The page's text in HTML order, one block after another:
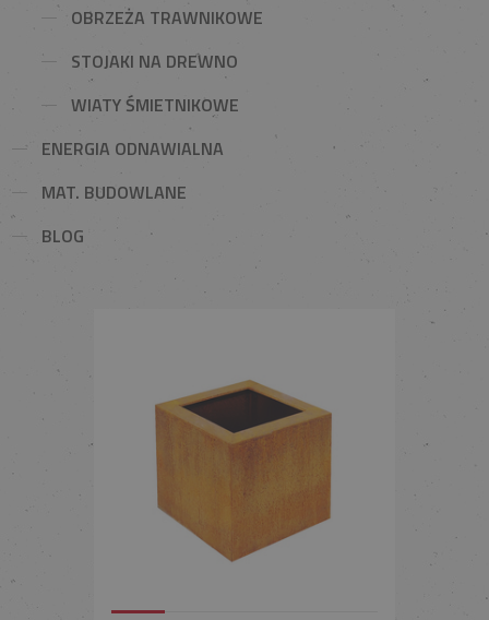
OBRZEŻA TRAWNIKOWE
STOJAKI NA DREWNO
WIATY ŚMIETNIKOWE
ENERGIA ODNAWIALNA
MAT. BUDOWLANE
BLOG